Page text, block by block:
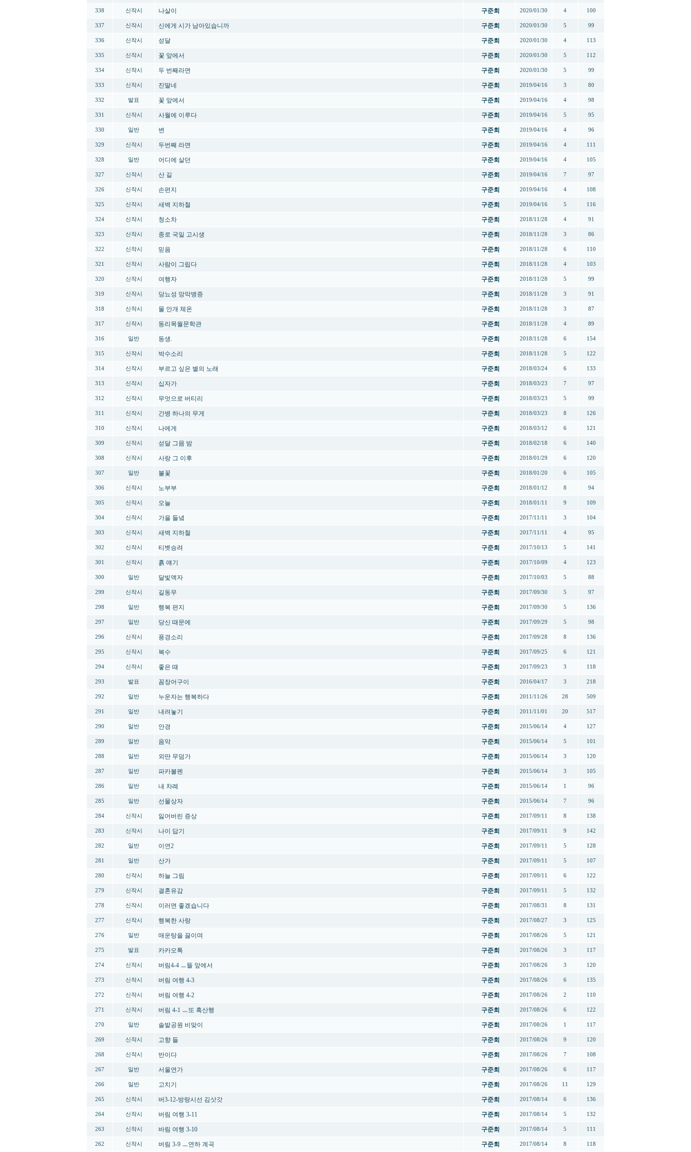
338 신작시 나살이 구준회 2020/01/30 4 100
337 신작시 신에게 시가 남아있습니까 구준회 2020/01/30 5 99
336 신작시 섣달 구준회 2020/01/30 4 113
335 신작시 꽃 앞에서 구준회 2020/01/30 5 112
334 신작시 두 번째라면 구준회 2020/01/30 5 99
333 신작시 진딸네 구준회 2019/04/16 3 80
332 발표 꽃 앞에서 구준회 2019/04/16 4 98
331 신작시 사월에 이루다 구준회 2019/04/16 5 95
330 일반 변 구준회 2019/04/16 4 96
329 신작시 두번째 라면 구준회 2019/04/16 4 111
328 일반 어디에 살던 구준회 2019/04/16 4 105
327 신작시 산 길 구준회 2019/04/16 7 97
326 신작시 손편지 구준회 2019/04/16 4 108
325 신작시 새벽 지하철 구준회 2019/04/16 5 116
324 신작시 청소차 구준회 2018/11/28 4 91
323 신작시 종로 국일 고시생 구준회 2018/11/28 3 86
322 신작시 믿음 구준회 2018/11/28 6 110
321 신작시 사람이 그립다 구준회 2018/11/28 4 103
320 신작시 여행자 구준회 2018/11/28 5 99
319 신작시 당뇨성 망막병증 구준회 2018/11/28 3 91
318 신작시 물 안개 체온 구준회 2018/11/28 3 87
317 신작시 동리목월문학관 구준회 2018/11/28 4 89
316 일반 동생. 구준회 2018/11/28 6 154
315 신작시 박수소리 구준회 2018/11/28 5 122
314 신작시 부르고 싶은 별의 노래 구준회 2018/03/24 6 133
313 신작시 십자가 구준회 2018/03/23 7 97
312 신작시 무엇으로 버티리 구준회 2018/03/23 5 99
311 신작시 간병 하나의 무게 구준회 2018/03/23 8 126
310 신작시 나에게 구준회 2018/03/12 6 121
309 신작시 섣달 그믐 밤 구준회 2018/02/18 6 140
308 신작시 사랑 그 이후 구준회 2018/01/29 6 120
307 일반 불꽃 구준회 2018/01/20 6 105
306 신작시 노부부 구준회 2018/01/12 8 94
305 신작시 오늘 구준회 2018/01/11 9 109
304 신작시 가을 들녘 구준회 2017/11/11 3 104
303 신작시 새벽 지하철 구준회 2017/11/11 4 95
302 신작시 티벳승려 구준회 2017/10/13 5 141
301 신작시 흙 얘기 구준회 2017/10/09 4 123
300 일반 달빛액자 구준회 2017/10/03 5 88
299 신작시 길동무 구준회 2017/09/30 5 97
298 일반 행복 편지 구준회 2017/09/30 5 136
297 일반 당신 때문에 구준회 2017/09/29 5 98
296 신작시 풍경소리 구준회 2017/09/28 8 136
295 신작시 복수 구준회 2017/09/25 6 121
294 신작시 좋은 때 구준회 2017/09/23 3 118
293 발표 꼼장어구이 구준회 2016/04/17 3 218
292 일반 누운자는 행복하다 구준회 2011/11/26 28 509
291 일반 내려놓기 구준회 2011/11/01 20 517
290 일반 안경 구준회 2015/06/14 4 127
289 일반 음악 구준회 2015/06/14 5 101
288 일반 외딴 무덤가 구준회 2015/06/14 3 120
287 일반 파카볼펜 구준회 2015/06/14 3 105
286 일반 내 차례 구준회 2015/06/14 1 96
285 일반 선물상자 구준회 2015/06/14 7 96
284 신작시 잃어버린 증상 구준회 2017/09/11 8 138
283 신작시 나이 답기 구준회 2017/09/11 9 142
282 일반 이연2 구준회 2017/09/11 5 128
281 일반 산가 구준회 2017/09/11 5 107
280 신작시 하늘 그림 구준회 2017/09/11 6 122
279 신작시 결혼유감 구준회 2017/09/11 5 132
278 신작시 이러면 좋겠습니다 구준회 2017/08/31 8 131
277 신작시 행복한 사랑 구준회 2017/08/27 3 125
276 일반 매운탕을 끓이며 구준회 2017/08/26 5 121
275 발표 카카오톡 구준회 2017/08/26 3 117
274 신작시 버림4-4 ㅡ뜰 앞에서 구준회 2017/08/26 3 120
273 신작시 버림 여행 4-3 구준회 2017/08/26 6 135
272 신작시 버림 여행 4-2 구준회 2017/08/26 2 110
271 신작시 버림 4-1 ㅡ또 흑산행 구준회 2017/08/26 6 122
270 일반 솔밭공원 비맞이 구준회 2017/08/26 1 117
269 신작시 고향 들 구준회 2017/08/26 9 120
268 신작시 반이다 구준회 2017/08/26 7 108
267 일반 서울연가 구준회 2017/08/26 6 117
266 일반 고치기 구준회 2017/08/26 11 129
265 신작시 버3-12-방랑시선 김삿갓 구준회 2017/08/14 6 136
264 신작시 버림 여행 3-11 구준회 2017/08/14 5 132
263 신작시 바림 여행 3-10 구준회 2017/08/14 5 111
262 신작시 버림 3-9 ㅡ연하 계곡 구준회 2017/08/14 8 118